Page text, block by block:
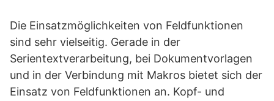
Die Einsatzmöglichkeiten von Feldfunktionen
sind sehr vielseitig. Gerade in der
Serientextverarbeitung, bei Dokumentvorlagen
und in der Verbindung mit Makros bietet sich der
Einsatz von Feldfunktionen an. Kopf- und